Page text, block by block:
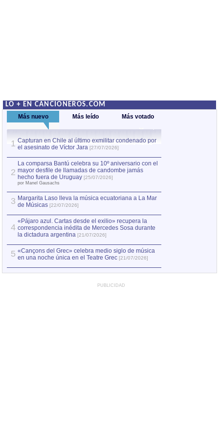
LO + EN CANCIONEROS.COM
Más nuevo Más leído Más votado
1 Capturan en Chile al último exmilitar condenado por
el asesinato de Víctor Jara [27/07/2026]
2
La comparsa Bantú celebra su 10º aniversario con el
mayor desfile de llamadas de candombe jamás
hecho fuera de Uruguay [25/07/2026]
por Manel Gausachs
3 Margarita Laso lleva la música ecuatoriana a La Mar
de Músicas [22/07/2026]
4
«Pájaro azul. Cartas desde el exilio» recupera la
correspondencia inédita de Mercedes Sosa durante
la dictadura argentina [21/07/2026]
5 «Cançons del Grec» celebra medio siglo de música
en una noche única en el Teatre Grec [21/07/2026]
PUBLICIDAD